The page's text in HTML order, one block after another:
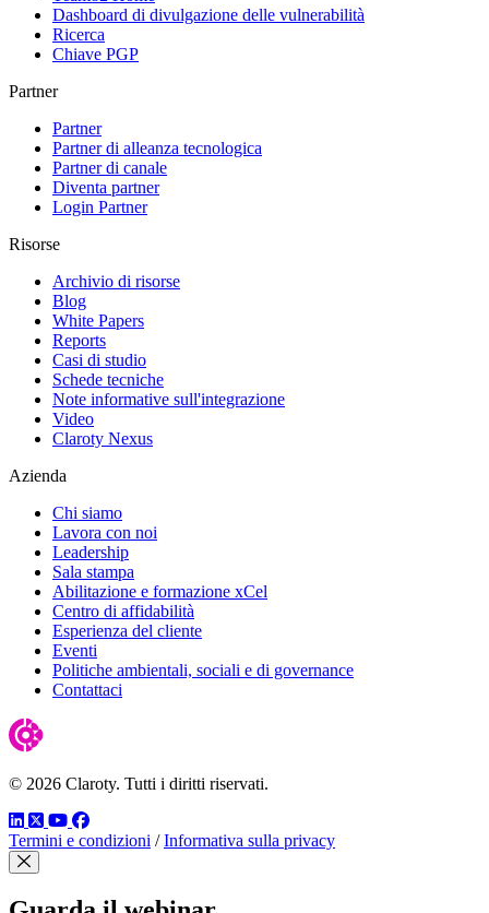
Dashboard di divulgazione delle vulnerabilità
Ricerca
Chiave PGP
Partner
Partner
Partner di alleanza tecnologica
Partner di canale
Diventa partner
Login Partner
Risorse
Archivio di risorse
Blog
White Papers
Reports
Casi di studio
Schede tecniche
Note informative sull'integrazione
Video
Claroty Nexus
Azienda
Chi siamo
Lavora con noi
Leadership
Sala stampa
Abilitazione e formazione xCel
Centro di affidabilità
Esperienza del cliente
Eventi
Politiche ambientali, sociali e di governance
Contattaci
© 2026 Claroty. Tutti i diritti riservati.
LinkedIn
TwitterYouTube
Facebook
Termini e condizioni / Informativa sulla privacy
Chiudi modale